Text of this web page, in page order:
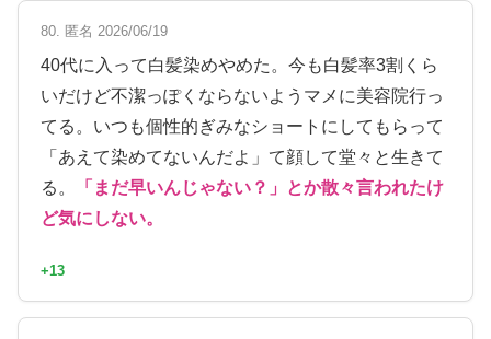
80. 匿名 2026/06/19
40代に入って白髪染めやめた。今も白髪率3割くら
いだけど不潔っぽくならないようマメに美容院行っ
てる。いつも個性的ぎみなショートにしてもらって
「あえて染めてないんだよ」て顔して堂々と生きて
る。
「まだ早いんじゃない？」とか散々言われたけ
ど気にしない。
+13